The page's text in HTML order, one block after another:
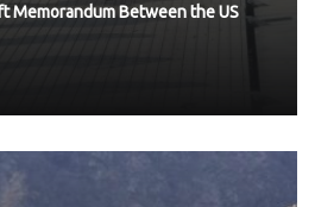
Memorandum Between the US